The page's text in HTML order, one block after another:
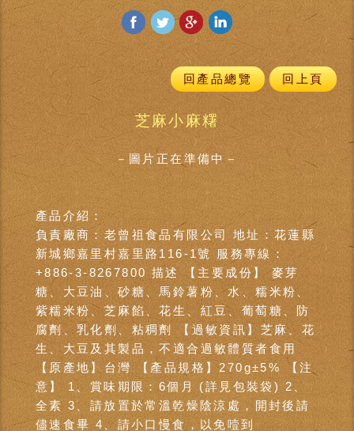
回產品總覽 回上頁
芝麻小麻糬
－圖片正在準備中－
產品介紹：
負責廠商：老曾祖食品有限公司 地址：花蓮縣
新城鄉嘉里村嘉里路116-1號 服務專線：
+886-3-8267800 描述 【主要成份】 麥芽
糖、大豆油、砂糖、馬鈴薯粉、水、糯米粉、
紫糯米粉、芝麻餡、花生、紅豆、葡萄糖、防
腐劑、乳化劑、粘稠劑 【過敏資訊】芝麻、花
生、大豆及其製品，不適合過敏體質者食用
【原產地】台灣 【產品規格】270g±5% 【注
意】 1、賞味期限：6個月 (詳見包裝袋) 2、
全素 3、請放置於常溫乾燥陰涼處，開封後請
儘速食畢 4、請小口慢食，以免噎到